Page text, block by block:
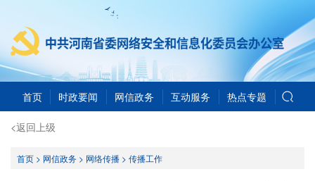
首页 时政要闻 网信政务 互动服务 热点专题
<返回上级
首页> 网信政务> 网络传播> 传播工作